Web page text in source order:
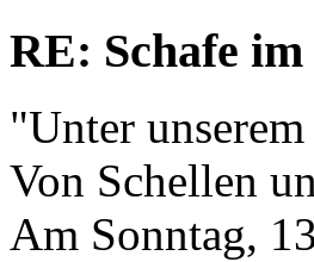
RE: Schafe
"Unter
Von Schellen
Am Sonntag,